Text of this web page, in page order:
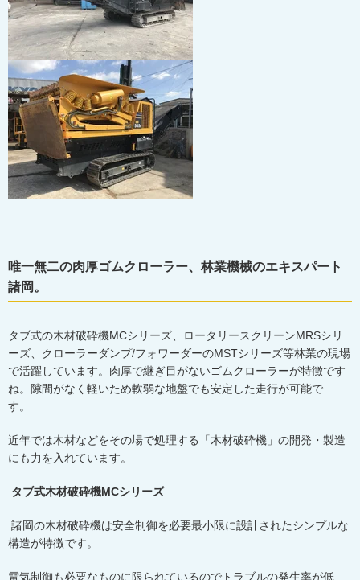
唯一無二の肉厚ゴムクローラー、林業機械のエキスパート
諸岡。
タブ式の木材破砕機MCシリーズ、ロータリースクリーンMRSシリ
ーズ、クローラーダンプ/フォワーダーのMSTシリーズ等林業の現場
で活躍しています。肉厚で継ぎ目がないゴムクローラーが特徴です
ね。隙間がなく軽いため軟弱な地盤でも安定した走行が可能で
す。
近年では木材などをその場で処理する「木材破砕機」の開発・製造
にも力を入れています。
タブ式木材破砕機MCシリーズ
諸岡の木材破砕機は安全制御を必要最小限に設計されたシンプルな
構造が特徴です。
電気制御も必要なものに限られているのでトラブルの発生率が低